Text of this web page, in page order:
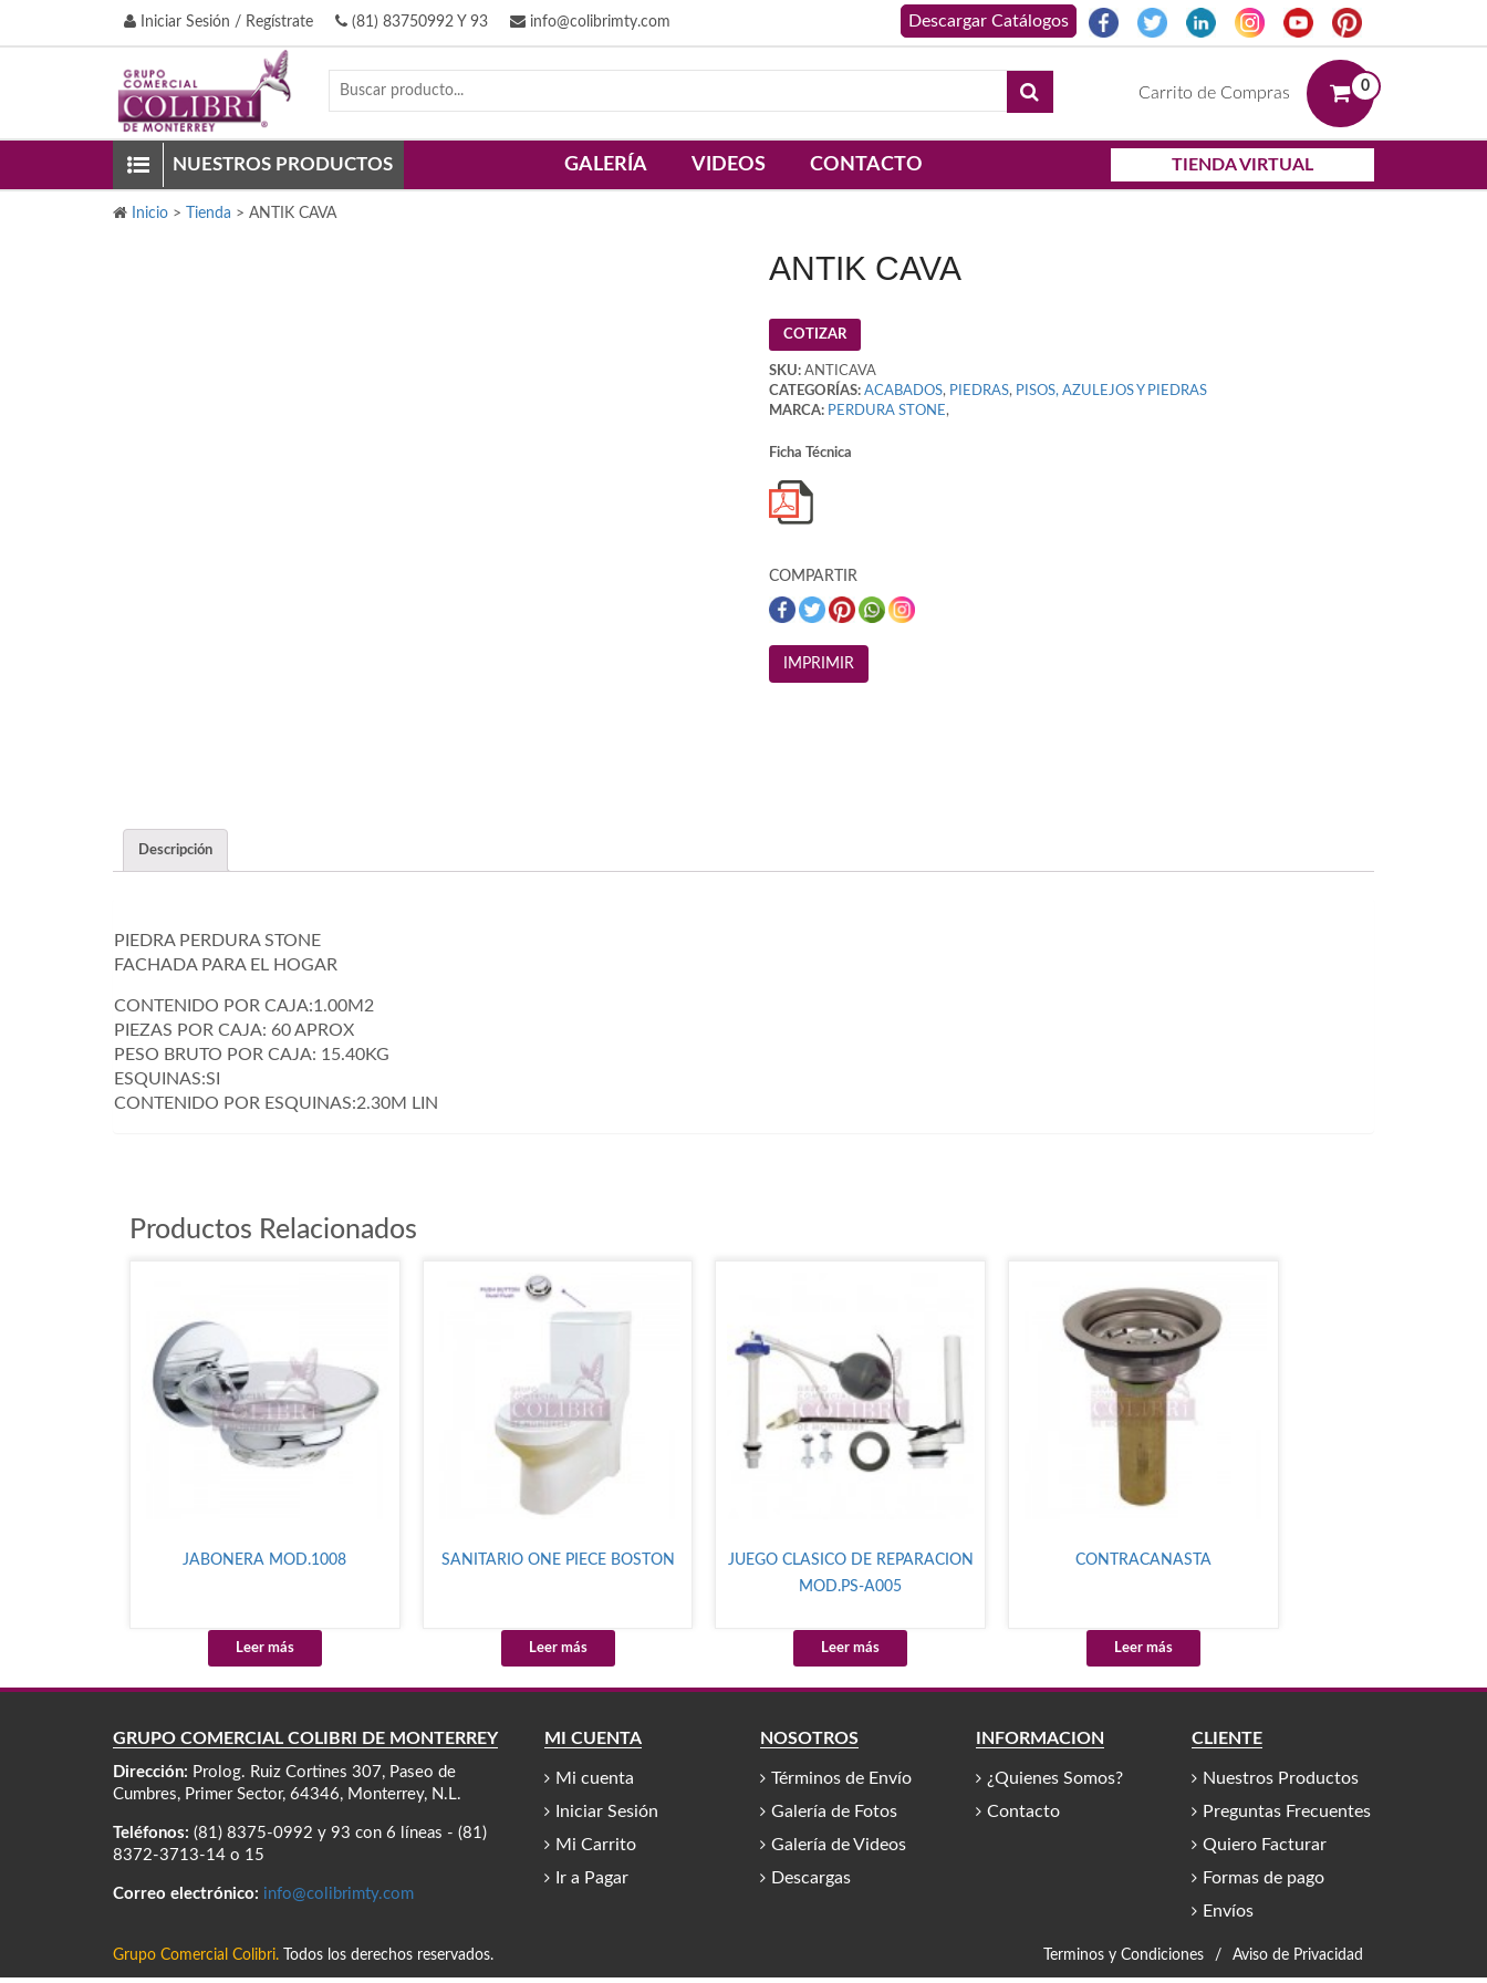
Iniciar Sesión / Regístrate (81) 83750992 Y 93 info@colibrimty.com
Carrito de Compras 0
NUESTROS PRODUCTOS GALERÍA VIDEOS CONTACTO TIENDA VIRTUAL
Inicio > Tienda > ANTIK CAVA
ANTIK CAVA
COTIZAR
SKU:ANTICAVA
CATEGORÍAS: ACABADOS, PIEDRAS, PISOS, AZULEJOS Y PIEDRAS
MARCA: PERDURA STONE,
Ficha Técnica
COMPARTIR
Descripción
PIEDRA PERDURA STONE
FACHADA PARA EL HOGAR
CONTENIDO POR CAJA:1.00M2
PIEZAS POR CAJA: 60 APROX
PESO BRUTO POR CAJA: 15.40KG
ESQUINAS:SI
CONTENIDO POR ESQUINAS:2.30M LIN
Productos Relacionados
JABONERA MOD.1008
Leer más
SANITARIO ONE PIECE BOSTON
Leer más
JUEGO CLASICO DE REPARACION
MOD.PS-A005
Leer más
CONTRACANASTA
Leer más
GRUPO COMERCIAL COLIBRÍ DE MONTERREY
Dirección: Prolog. Ruiz Cortines 307, Paseo de
Cumbres, Primer Sector, 64346, Monterrey, N.L.
Teléfonos: (81) 8375-0992 y 93 con 6 líneas - (81)
8372-3713-14 o 15
Correo electrónico: info@colibrimty.com
MI CUENTA
Mi cuenta
Iniciar Sesión
Mi Carrito
Ir a Pagar
NOSOTROS
Términos de Envío
Galería de Fotos
Galería de Videos
Descargas
INFORMACIÓN
¿Quienes Somos?
Contacto
CLIENTE
Nuestros Productos
Preguntas Frecuentes
Quiero Facturar
Formas de pago
Envíos
Grupo Comercial Colibri. Todos los derechos reservados. Aviso de Privacidad
/
Terminos y Condiciones